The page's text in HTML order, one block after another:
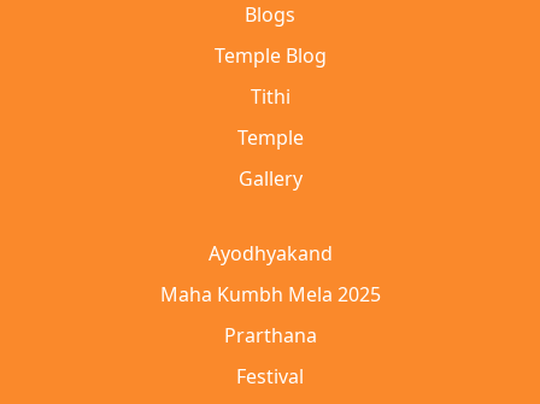
Blogs
Temple Blog
Tithi
Temple
Gallery
Ayodhyakand
Maha Kumbh Mela 2025
Prarthana
Festival